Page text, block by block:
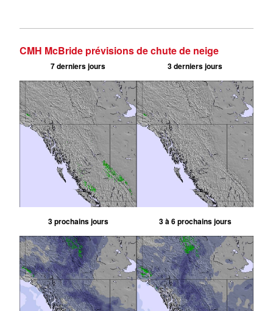
CMH McBride prévisions de chute de neige
7 derniers jours 3 derniers jours
3 prochains jours 3 à 6 prochains jours